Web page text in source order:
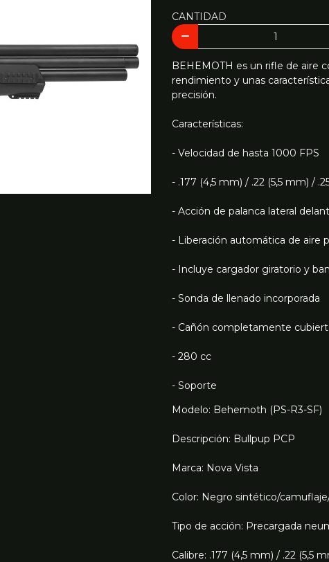
CANTIDAD
BEHEMOTH es un rifle de aire
rendimiento y unas
precisión.
Características:
- Velocidad de hasta 1000 FPS
- .177 (4,5 mm) / .22 (5,5 mm) /
- Acción de palanca lateral
- Liberación automática de aire
- Incluye cargador giratorio y
- Sonda de llenado incorporada
- Cañón completamente
- 280 cc
- Soporte
Modelo: Behemoth (PS-R3-SF)
Descripción: Bullpup PCP
Marca: Nova Vista
Color: Negro sintético/
Tipo de acción: Precargada
Calibre: .177 (4,5 mm) / .22 (5,5